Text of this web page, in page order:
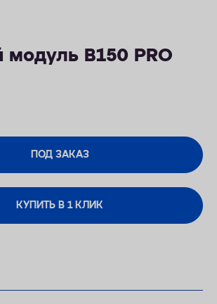
В150 PRO
ПОД ЗАКАЗ
КУПИТЬ В 1 КЛИК